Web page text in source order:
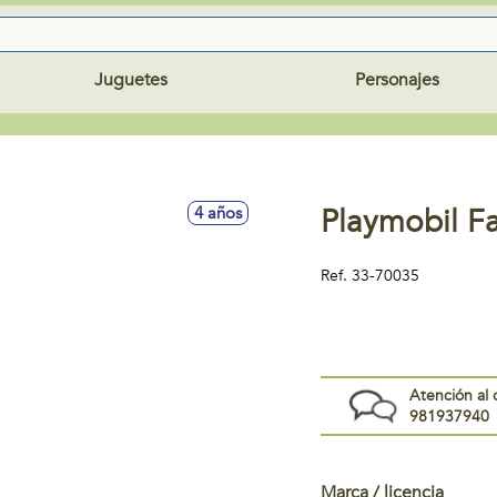
Juguetes Personajes
4 años Playmobil
Ref. 33-70035
Atención al
981937940